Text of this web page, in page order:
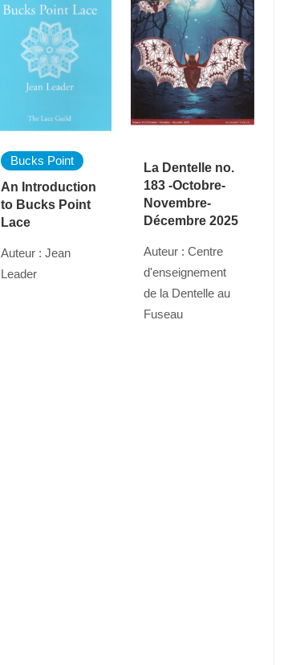
Bucks Point
An Introduction
to Bucks Point
Lace
Auteur : Jean
Leader
La Dentelle no.
183 -Octobre-
Novembre-
Décembre 2025
Auteur : Centre
d'enseignement
de la Dentelle au
Fuseau